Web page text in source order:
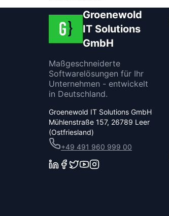
Groenewold
IT Solutions
GmbH
Maßgeschneiderte
Softwarelösungen für Ihr
Unternehmen - entwickelt
in Deutschland.
Groenewold IT Solutions GmbH
Mühlenstraße 157, 26789 Leer
(Ostfriesland)
+49 491 960 999 00